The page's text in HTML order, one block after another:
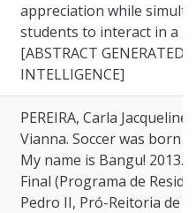
appreciation while
students to interact in a
[ABSTRACT GENERATED
INTELLIGENCE]
PEREIRA, Carla
Vianna. Soccer was born
My name is Bangu! 2013.
Final (Programa de
Pedro II, Pró-Reitoria de